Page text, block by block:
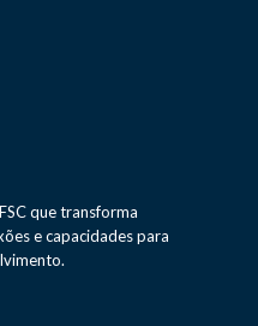
que transforma
e capacidades para